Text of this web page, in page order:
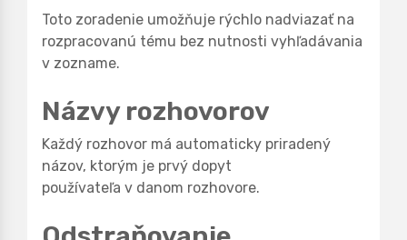
Toto zoradenie umožňuje rýchlo nadviazať na
rozpracovanú tému bez nutnosti vyhľadávania
v zozname.
Názvy rozhovorov
Každý rozhovor má automaticky priradený
názov, ktorým je prvý dopyt
používateľa v danom rozhovore.